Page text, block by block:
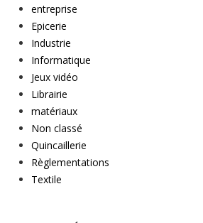
entreprise
Epicerie
Industrie
Informatique
Jeux vidéo
Librairie
matériaux
Non classé
Quincaillerie
Règlementations
Textile